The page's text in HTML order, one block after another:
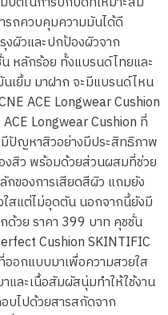
รถควบคุมความมันได้ดี
ผิวและปกป้องผิวจาก
น หลักร้อย ทั้งแบรนด์ไทยและ
เยิ้ม มาฝาก จะมีแบรนด์ไหน
ACE Longwear Cushion
Longwear Cushion ที่
มีปัญหาสิวอย่างมีประสิทธิภาพ
สิว พร้อมด้วยส่วนผสมที่ช่วย
กของการเสียดสีผิว แถมยัง
ใสแต่ไม่อุดตัน นอกจากนี้ยังมี
ด้วย ราคา 399 บาท คุชชั่น
Cushion SKINTIFIC
อกแบบมาเพื่อความสวยใส
ละเนื้อสัมผัสนุ่มทำให้ใช้งาน
บไปด้วยสารสกัดจาก